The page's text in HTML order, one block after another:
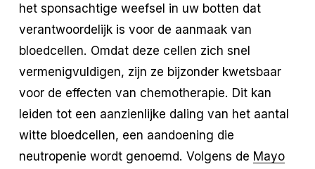
het sponsachtige weefsel in uw botten dat
verantwoordelijk is voor de aanmaak van
bloedcellen. Omdat deze cellen zich snel
vermenigvuldigen, zijn ze bijzonder kwetsbaar
voor de effecten van chemotherapie. Dit kan
leiden tot een aanzienlijke daling van het aantal
witte bloedcellen, een aandoening die
neutropenie wordt genoemd. Volgens de Mayo